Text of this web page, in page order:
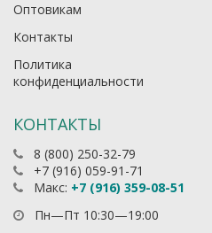
Оптовикам
Контакты
Политика
конфиденциальности
КОНТАКТЫ
8 (800) 250-32-79
+7 (916) 059-91-71
Макс: +7 (916) 359-08-51
Пн—Пт 10:30—19:00